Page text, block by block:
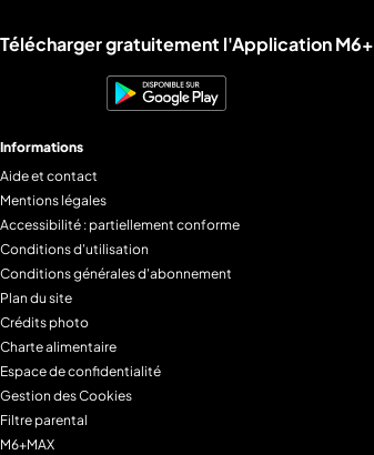
Liens utiles M6+.
Télécharger gratuitement l'Application M6+
Informations
Aide et contact
Mentions légales
Accessibilité : partiellement conforme
Conditions d'utilisation
Conditions générales d'abonnement
Plan du site
Crédits photo
Charte alimentaire
Espace de confidentialité
Gestion des Cookies
Filtre parental
M6+MAX